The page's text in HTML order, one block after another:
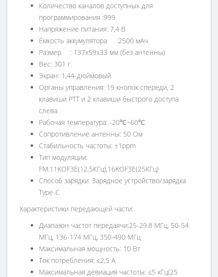
Количество каналов доступных для
программирования :999
Напряжение питания: 7,4 В
Ёмкость аккумулятора
:2500 мАч
Размер
: 137x59x33 мм (без антенны)
Вес: 301 г.
Экран: 1,44-дюймовый
Органы управления: 19 кнопок спереди, 2
клавиши PTT и 2 клавиши быстрого доступа
слева
Рабочая температура: -20℃~60℃
Сопротивление антенны: 50 Ом
Стабильность частоты: ±1ppm
Тип модуляции:
FM:11KOF3E(12.5КГц),16KOF3E(25КГц)
Способ зарядки: Зарядное устройство/зарядка
Type-C
Характеристики передающей части:
Диапазон частот передаячи:25-29.8 МГц, 50-54
МГц, 136-174 МГц, 350-490 МГц
Максимальная мощность: 10 Вт
Ток потребления: ≤2,5 А
Максимальная девиация частоты: ≤5 кГц(25